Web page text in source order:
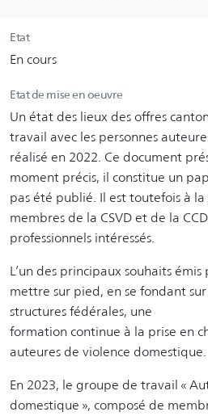
Etat
En cours
Etat de mise en oeuvre
Un état des lieux des offres
travail avec les personnes
réalisé en 2022. Ce document
moment précis, il constitue un
pas été publié. Il est toutefois à
membres de la CSVD et de la
professionnels intéressés.
L’un des principaux souhaits
mettre sur pied, en se fondant
structures fédérales, une
formation continue à la prise en
auteures de violence domestique.
En 2023, le groupe de travail «
domestique », composé de